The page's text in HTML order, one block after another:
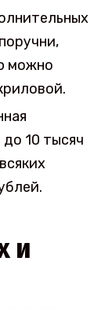
можно
10 тысяч
и